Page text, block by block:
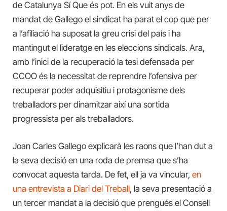
de Catalunya Sí Que és pot. En els vuit anys de
mandat de Gallego el sindicat ha parat el cop que per
a l’afiliació ha suposat la greu crisi del país i ha
mantingut el lideratge en les eleccions sindicals. Ara,
amb l’inici de la recuperació la tesi defensada per
CCOO és la necessitat de reprendre l’ofensiva per
recuperar poder adquisitiu i protagonisme dels
treballadors per dinamitzar així una sortida
progressista per als treballadors.
Joan Carles Gallego explicarà les raons que l’han dut a
la seva decisió en una roda de premsa que s’ha
convocat aquesta tarda. De fet, ell ja va vincular, en
una entrevista a Diari del Treball, la seva presentació a
un tercer mandat a la decisió que prengués el Consell